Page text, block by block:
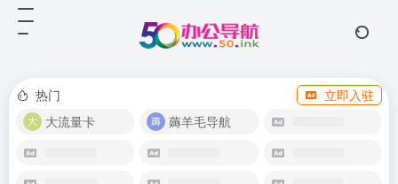
热门
立即入驻
大流量卡
薅羊毛导航